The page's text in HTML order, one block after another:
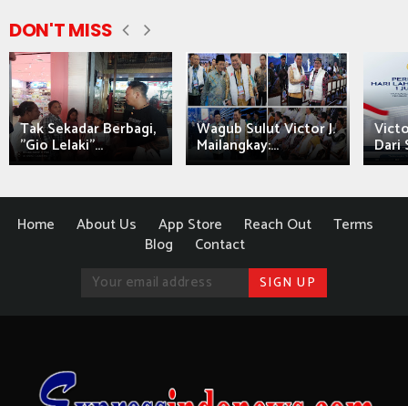
DON'T MISS
Tak Sekadar Berbagi,
"Gio Lelaki"...
Wagub Sulut Victor J.
Mailangkay:... Dari
Home About Us App Store Reach Out
Terms
Blog
Contact